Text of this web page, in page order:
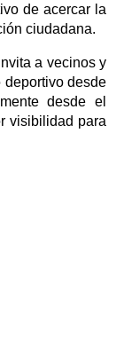
de acercar la
ciudadana.
a vecinos y
deportivo desde
desde el
visibilidad para